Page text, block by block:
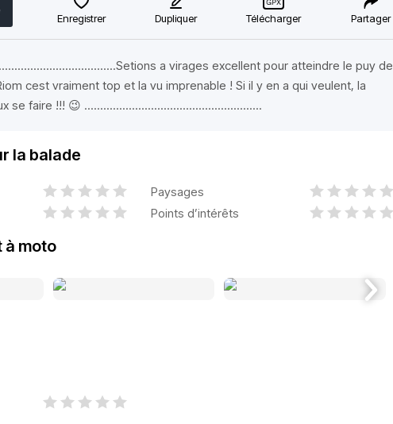
Enregistrer Dupliquer Télécharger Partager
a virages excellent pour atteindre le puy de
cest vraiment top et la vu imprenable ! Si il y en a qui veulent, la
se faire !!! 😉 ........................................................
la balade
Paysages
Points d’intérêts
à moto